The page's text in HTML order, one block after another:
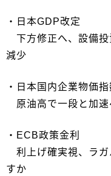
・日本GDP改定
下方修正へ、設備投
減少
・日本国内企業物価指
原油高で一段と加速
・ECB政策金利
利上げ確実視、ラガ
すか